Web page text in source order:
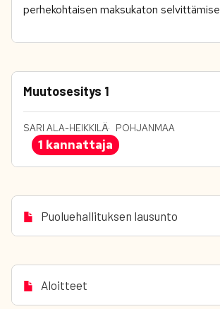
perhekohtaisen maksukaton
Muutosesitys 1
SARI ALA-HEIKKILÄ POHJANMAA
1 kannattaja
Puoluehallituksen lausunto
Aloitteet